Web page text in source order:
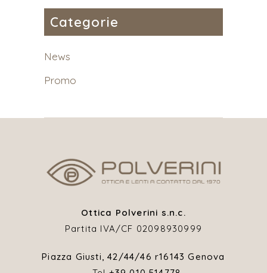
Categorie
News
Promo
Ottica Polverini s.n.c.
Partita IVA/CF 02098930999
Piazza Giusti, 42/44/46 r16143 Genova